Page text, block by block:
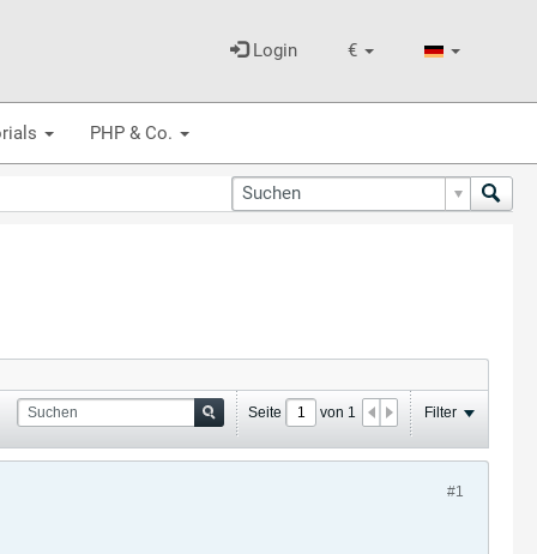
€
Login
PHP & Co.
Seite von 1 Filter
#1